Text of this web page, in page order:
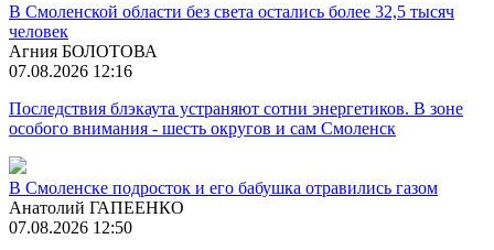
В Смоленской области без света остались более 32,5 тысяч
человек
Агния БОЛОТОВА
07.08.2026 12:16
Последствия блэкаута устраняют сотни энергетиков. В зоне
особого внимания - шесть округов и сам Смоленск
В Смоленске подросток и его бабушка отравились газом
Анатолий ГАПЕЕНКО
07.08.2026 12:50